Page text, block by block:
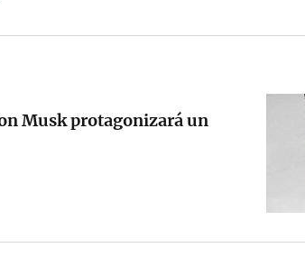
Musk protagonizará un